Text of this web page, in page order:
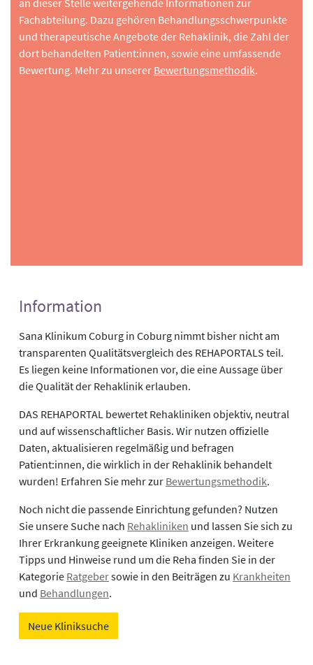
an dieser Stelle weitergehende Informationen zur
Fachabteilung. Dazu gehören Behandlungsschwerpunkte
und therapeutische Angebote der Rehaklinik, die Zahl der
dort behandelten Patient:innen, sowie eine umfassende
Bewertung. Mehr zu unserer Bewertungsmethodik.
Information
Sana Klinikum Coburg in Coburg nimmt bisher nicht am
transparenten Qualitätsvergleich des REHAPORTALS teil.
Es liegen keine Informationen vor, die eine Aussage über
die Qualität der Rehaklinik erlauben.
DAS REHAPORTAL bewertet Rehakliniken objektiv, neutral
und auf wissenschaftlicher Basis. Wir nutzen offizielle
Daten, aktualisieren regelmäßig und befragen
Patient:innen, die wirklich in der Rehaklinik behandelt
wurden! Erfahren Sie mehr zur Bewertungsmethodik.
Noch nicht die passende Einrichtung gefunden? Nutzen
Sie unsere Suche nach Rehakliniken und lassen Sie sich zu
Ihrer Erkrankung geeignete Kliniken anzeigen. Weitere
Tipps und Hinweise rund um die Reha finden Sie in der
Kategorie Ratgebersowie in den Beiträgen zu Krankheiten
und Behandlungen.
Neue Kliniksuche